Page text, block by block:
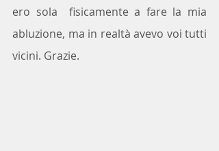
ero sola  fisicamente a fare la mia
abluzione, ma in realtà avevo voi tutti
vicini. Grazie.